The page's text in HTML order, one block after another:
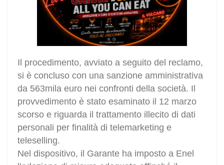
Il procedimento, avviato a seguito del reclamo,
si è concluso con una sanzione amministrativa
da 563mila euro nei confronti della società. Il
provvedimento è stato esaminato il 12 marzo
scorso e riguarda il trattamento illecito di dati
personali per finalità di telemarketing e
teleselling.
Nel dispositivo, il Garante ha imposto a Enel